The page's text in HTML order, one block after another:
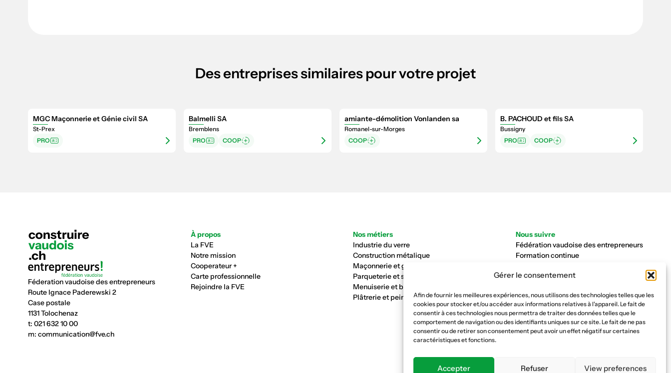
Gérer le consentement
Afin de fournir les meilleures expériences, nous utilisons des technologies telles que les
cookies pour stocker et/ou accéder aux informations relatives à l'appareil. Le fait de
consentir à ces technologies nous permettra de traiter des données telles que le
comportement de navigation ou des identifiants uniques sur ce site. Le fait de ne pas
consentir ou de retirer son consentement peut avoir un effet négatif sur certaines
caractéristiques et fonctions.
Accepter Refuser View preferences
Des entreprises similaires pour votre projet
MGC Maçonnerie et Génie civil SA
St-Prex
PRO
Balmelli SA
Bremblens
PRO
COOP
amiante-démolition Vonlanden sa
Romanel-sur-Morges
COOP
B. PACHOUD et fils SA
Bussigny
PRO
COOP
Féderation vaudoise des entrepreneurs
Route Ignace Paderewski 2
Case postale
1131 Tolochenaz
t: 021 632 10 00
m: communication@fve.ch
À propos
La FVE
Notre mission
Cooperateur +
Carte professionnelle
Rejoindre la FVE
Nos métiers
Industrie du verre
Construction métalique
Maçonnerie et génie civil
Parqueterie et sols
Menuiserie et bois
Plâtrerie et peinture
Nous suivre
Fédération vaudoise des entrepreneurs
Formation continue
Caisse AVS 66.1